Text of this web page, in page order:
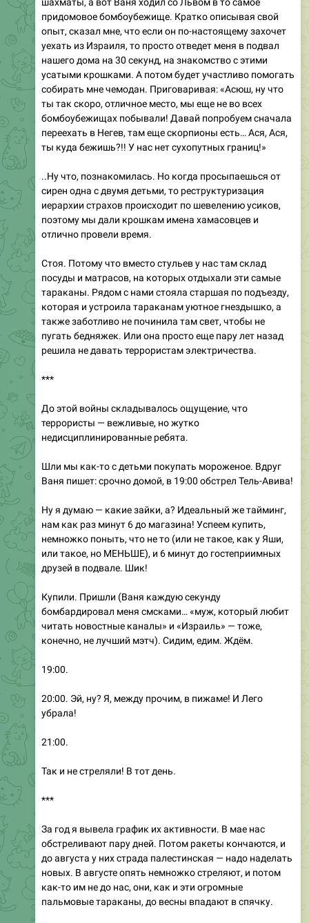
придомовое бомбоубежище. Кратко описывая свой
опыт, сказал мне, что если он по-настоящему захочет
уехать из Израиля, то просто отведет меня в подвал
нашего дома на 30 секунд, на знакомство с этими
усатыми крошками. А потом будет участливо помогать
собирать мне чемодан. Приговаривая: «Асюш, ну что
ты так скоро, отличное место, мы еще не во всех
бомбоубежищах побывали! Давай попробуем сначала
переехать в Негев, там еще скорпионы есть… Ася, Ася,
ты куда бежишь?!! У нас нет сухопутных границ!»
..Ну что, познакомилась. Но когда просыпаешься от
сирен одна с двумя детьми, то реструктуризация
иерархии страхов происходит по шевелению усиков,
поэтому мы дали крошкам имена хамасовцев и
отлично провели время.
Стоя. Потому что вместо стульев у нас там склад
посуды и матрасов, на которых отдыхали эти самые
тараканы. Рядом с нами стояла старшая по подъезду,
которая и устроила тараканам уютное гнездышко, а
также заботливо не починила там свет, чтобы не
пугать бедняжек. Или она просто еще пару лет назад
решила не давать террористам электричества.
***
До этой войны складывалось ощущение, что
террористы — вежливые, но жутко
недисциплинированные ребята.
Шли мы как-то с детьми покупать мороженое. Вдруг
Ваня пишет: срочно домой, в 19:00 обстрел Тель-Авива!
Ну я думаю — какие зайки, а? Идеальный же тайминг,
нам как раз минут 6 до магазина! Успеем купить,
немножко поныть, что не то (или не такое, как у Яши,
или такое, но МЕНЬШЕ), и 6 минут до гостеприимных
друзей в подвале. Шик!
Купили. Пришли (Ваня каждую секунду
бомбардировал меня смсками… «муж, который любит
читать новостные каналы» и «Израиль» — тоже,
конечно, не лучший мэтч). Сидим, едим. Ждём.
19:00.
20:00. Эй, ну? Я, между прочим, в пижаме! И Лего
убрала!
21:00.
Так и не стреляли! В тот день.
***
За год я вывела график их активности. В мае нас
обстреливают пару дней. Потом ракеты кончаются, и
до августа у них страда палестинская — надо наделать
новых. В августе опять немножко стреляют, и потом
как-то им не до нас, они, как и эти огромные
пальмовые тараканы, до весны впадают в спячку.